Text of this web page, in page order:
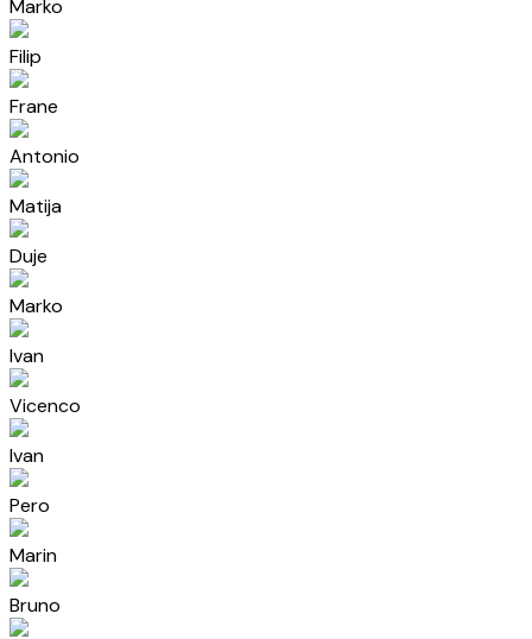
Marko
Filip
Frane
Antonio
Matija
Duje
Marko
Ivan
Vicenco
Ivan
Pero
Marin
Bruno